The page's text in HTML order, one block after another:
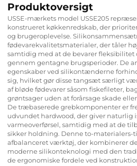
Produktoversigt
USSE-mærkets model USSE205
konstrueret køkkenredskab, der
og brugeroplevelse.
fødevarekvalitetsmaterialer, der tåler
samtidig med at de bevarer fleksibilitet
gennem gentagne brugsperioder. De
egenskaber ved silikontænderne
sig, hvilket gør disse tangsæt særligt
af bløde fødevarer såsom fiskefileter,
grøntsager uden at forårsage skade
De træbaserede grebkomponenter er
udvundet hardwood, der giver naturlig
varmeoverførsel, samtidig med at de
sikker holdning. Denne to-materialers-
afbalanceret værktøj, der kombinerer
moderne silikonteknologi med den
de ergonomiske fordele ved